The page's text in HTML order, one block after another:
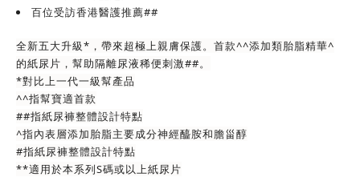
百位受訪香港醫護推薦##
全新五大升級*，帶來超極上親膚保護。首款^^添加類胎脂精華^
的紙尿片，幫助隔離尿液稀便刺激##。
*對比上一代一級幫產品
^^指幫寶適首款
##指紙尿褲整體設計特點
^指內表層添加胎脂主要成分神經醯胺和膽甾醇
#指紙尿褲整體設計特點
**適用於本系列S碼或以上紙尿片